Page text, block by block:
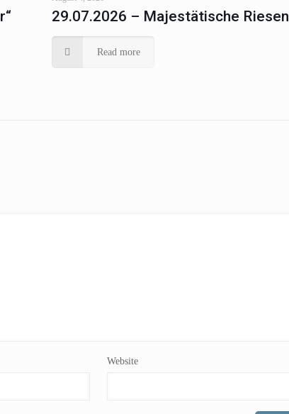
29.07.2026 – Majestätische Riesen
Read more
Website